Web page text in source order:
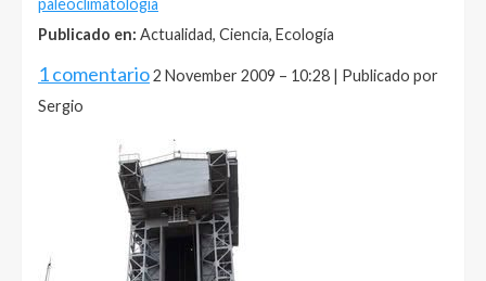
Publicado en: Actualidad, Ciencia, Ecología
1 comentario2 November 2009 – 10:28 | Publicado por
Sergio